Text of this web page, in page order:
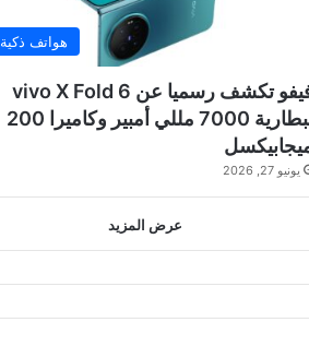
هواتف ذكية
فيفو تكشف رسميا عن vivo X Fold 6
ببطارية 7000 مللي أمبير وكاميرا 200
يونيو 27, 2026
عرض المزيد